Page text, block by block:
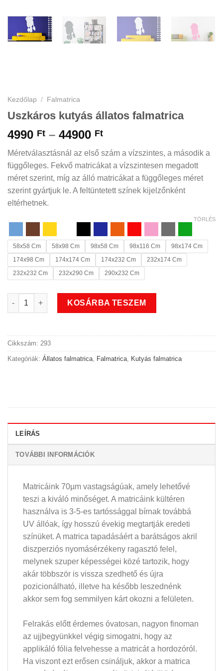
Kezdőlap / Falmatrica
Uszkáros kutyás állatos falmatrica
4990 Ft – 44900 FtÁrtartomány:
4990 Ft
-
44900 Ft
Méretválasztásnál az első szám a vízszintes, a második a
függőleges. Fekvő matricákat a vízszintesen megadott
méret szerint, míg az álló matricákat a függőleges méret
szerint gyártjuk le. A feltüntetett színek kijelzőnként
eltérhetnek.
58x58 Cm 58x98 Cm 98x58 Cm 98x116 Cm
98x174 Cm
174x98 Cm
174x174 Cm 174x232 Cm
232x174 Cm
232x232 Cm
232x290 Cm 290x232 Cm
TÖRLÉS
Uszkáros kutyás állatos falmatrica mennyiség
KOSÁRBA TESZEM
Cikkszám: 293
Kategóriák: Állatos falmatrica Falmatrica Kutyás falmatrica
LEÍRÁS
TOVÁBBI INFORMÁCIÓK
Matricáink 70µm vastagságúak, amely lehetővé
teszi a kiváló minőséget. A matricáink kültéren
használva is 3-5-es tartóssággal bírnak továbbá
UV állóak, így hosszú évekig megtartják eredeti
színüket. A matrica tapadásáért a barátságos akril
diszperziós nyomásérzékeny ragasztó felel,
melynek szuper képességei közé tartozik, hogy
akár többször is vissza szedhető és újra
pozicionálható, illetve ha később leszednénk
akkor sem fog semmilyen kárt okozni a felületen.
Felrakás előtt érdemes óvatosan, nagyon finoman
az ujjbegyünkkel végig simogatni, hogy az
applikáló fólia felvehesse a matricát a hordozóról.
Ha viszont ezt erősen csináljuk, akkor a matrica